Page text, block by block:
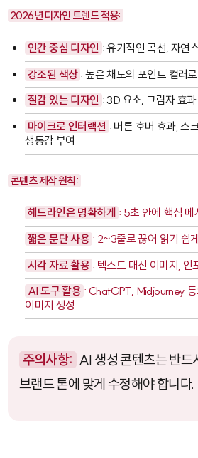
2026년 디자인 트렌드 적용:
인간 중심 디자인 : 유기적인 곡선, 자연
강조된 색상 : 높은 채도의 포인트 컬러
질감 있는 디자인 : 3D 요소, 그림자 효
마이크로 인터랙션 : 버튼 호버 효과, 스
생동감 부여
콘텐츠 제작 원칙:
헤드라인은 명확하게 : 5초 안에 핵심 메
짧은 문단 사용 : 2~3줄로 끊어 읽기 쉽게
시각 자료 활용 : 텍스트 대신 이미지, 인
AI 도구 활용 : ChatGPT, Midjourney
이미지 생성
주의사항: AI 생성 콘텐츠는 반드
브랜드 톤에 맞게 수정해야 합니다.